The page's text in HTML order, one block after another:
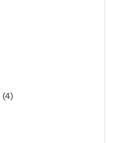
(4)